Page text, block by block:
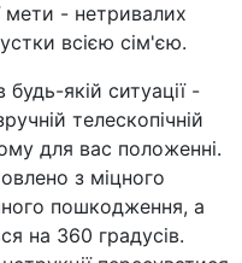
мети - нетривалих
всією сім'єю.
будь-якій ситуації -
телескопічній
для вас положенні.
з міцного
пошкодження, а
на 360 градусів.